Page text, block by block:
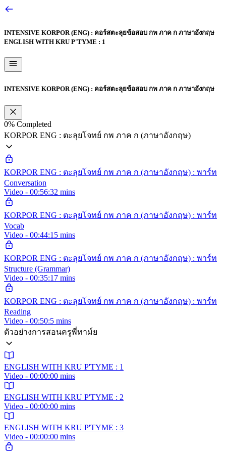
INTENSIVE KORPOR (ENG) : คอร์สตะลุยข้อสอบ กพ ภาค ก ภาษาอังกฤษ
ENGLISH WITH KRU P'TYME : 1
INTENSIVE KORPOR (ENG) : คอร์สตะลุยข้อสอบ กพ ภาค ก ภาษาอังกฤษ
0% Completed
KORPOR ENG : ตะลุยโจทย์ กพ ภาค ก (ภาษาอังกฤษ)
KORPOR ENG : ตะลุยโจทย์ กพ ภาค ก (ภาษาอังกฤษ) : พาร์ท
Conversation
Video - 00:56:32 mins
KORPOR ENG : ตะลุยโจทย์ กพ ภาค ก (ภาษาอังกฤษ) : พาร์ท
Vocab
Video - 00:44:15 mins
KORPOR ENG : ตะลุยโจทย์ กพ ภาค ก (ภาษาอังกฤษ) : พาร์ท
Structure (Grammar)
Video - 00:35:17 mins
KORPOR ENG : ตะลุยโจทย์ กพ ภาค ก (ภาษาอังกฤษ) : พาร์ท
Reading
Video - 00:50:5 mins
ตัวอย่างการสอนครูพี่ทาม์ย
ENGLISH WITH KRU P'TYME : 1
Video - 00:00:00 mins
ENGLISH WITH KRU P'TYME : 2
Video - 00:00:00 mins
ENGLISH WITH KRU P'TYME : 3
Video - 00:00:00 mins